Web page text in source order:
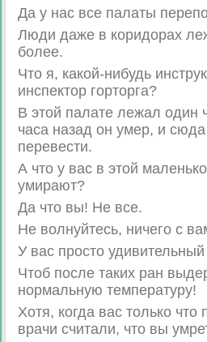
Да у нас все палаты
Люди даже в коридорах
более.
Что я, какой-нибудь
инспектор горторга?
В этой палате лежал один
часа назад он умер, и
перевести.
А что у вас в этой
умирают?
Да что вы! Не все.
Не волнуйтесь, ничего с
У вас просто
Чтоб после таких ран
нормальную температуру!
Хотя, когда вас только что
врачи считали, что вы